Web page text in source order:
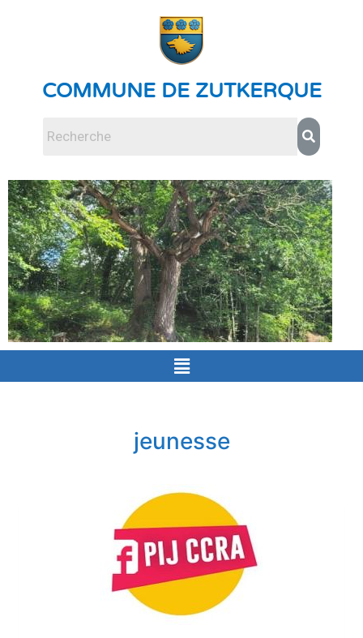
COMMUNE DE ZUTKERQUE
jeunesse